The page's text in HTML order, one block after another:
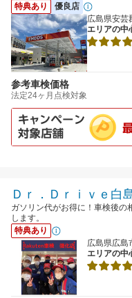
特典あり
優良店
広島県安芸
エリアの中
参考車検価格
法定24ヶ月点検対象
Ｄｒ．Ｄｒｉｖｅ白
ガソリン代がお得に！車検後の
します。
特典あり
広島県広島
エリアの中